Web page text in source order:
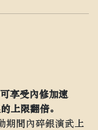
享受內修加速
上限翻倍。
期間內碎銀演武上